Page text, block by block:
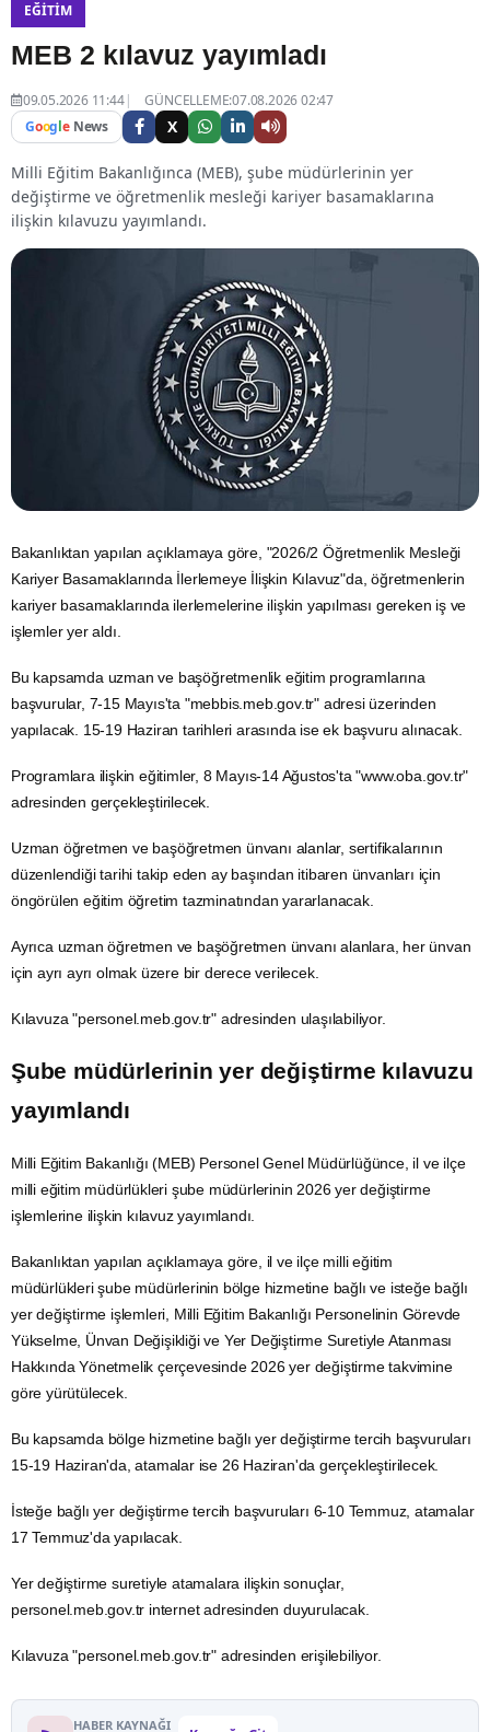
EĞITIM
MEB 2 kılavuz yayımladı
09.05.2026 11:44
GÜNCELLEME:07.08.2026 02:47
Google News X
Milli Eğitim Bakanlığınca (MEB), şube müdürlerinin yer
değiştirme ve öğretmenlik mesleği kariyer basamaklarına
ilişkin kılavuzu yayımlandı.
Bakanlıktan yapılan açıklamaya göre, "2026/2 Öğretmenlik Mesleği
Kariyer Basamaklarında İlerlemeye İlişkin Kılavuz"da, öğretmenlerin
kariyer basamaklarında ilerlemelerine ilişkin yapılması gereken iş ve
işlemler yer aldı.
Bu kapsamda uzman ve başöğretmenlik eğitim programlarına
başvurular, 7-15 Mayıs'ta "mebbis.meb.gov.tr" adresi üzerinden
yapılacak. 15-19 Haziran tarihleri arasında ise ek başvuru alınacak.
Programlara ilişkin eğitimler, 8 Mayıs-14 Ağustos'ta "www.oba.gov.tr"
adresinden gerçekleştirilecek.
Uzman öğretmen ve başöğretmen ünvanı alanlar, sertifikalarının
düzenlendiği tarihi takip eden ay başından itibaren ünvanları için
öngörülen eğitim öğretim tazminatından yararlanacak.
Ayrıca uzman öğretmen ve başöğretmen ünvanı alanlara, her ünvan
için ayrı ayrı olmak üzere bir derece verilecek.
Kılavuza "personel.meb.gov.tr" adresinden ulaşılabiliyor.
Şube müdürlerinin yer değiştirme kılavuzu
yayımlandı
Milli Eğitim Bakanlığı (MEB) Personel Genel Müdürlüğünce, il ve ilçe
milli eğitim müdürlükleri şube müdürlerinin 2026 yer değiştirme
işlemlerine ilişkin kılavuz yayımlandı.
Bakanlıktan yapılan açıklamaya göre, il ve ilçe milli eğitim
müdürlükleri şube müdürlerinin bölge hizmetine bağlı ve isteğe bağlı
yer değiştirme işlemleri, Milli Eğitim Bakanlığı Personelinin Görevde
Yükselme, Ünvan Değişikliği ve Yer Değiştirme Suretiyle Atanması
Hakkında Yönetmelik çerçevesinde 2026 yer değiştirme takvimine
göre yürütülecek.
Bu kapsamda bölge hizmetine bağlı yer değiştirme tercih başvuruları
15-19 Haziran'da, atamalar ise 26 Haziran'da gerçekleştirilecek.
İsteğe bağlı yer değiştirme tercih başvuruları 6-10 Temmuz, atamalar
17 Temmuz'da yapılacak.
Yer değiştirme suretiyle atamalara ilişkin sonuçlar,
personel.meb.gov.tr internet adresinden duyurulacak.
Kılavuza "personel.meb.gov.tr" adresinden erişilebiliyor.
HABER KAYNAĞI